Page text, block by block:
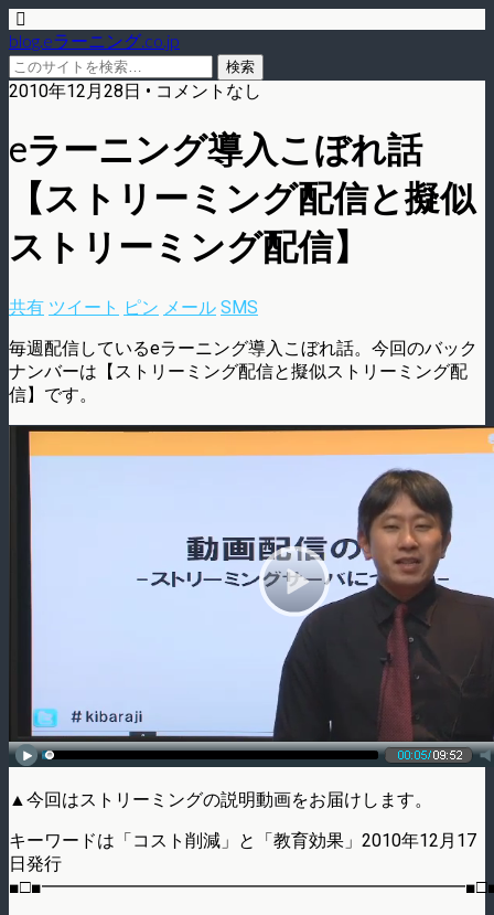
blog.eラーニング.co.jp
2010年12月28日 • コメントなし
eラーニング導入こぼれ話
【ストリーミング配信と擬似
ストリーミング配信】
共有 ツイート ピン メール SMS
毎週配信しているeラーニング導入こぼれ話。今回のバック
ナンバーは【ストリーミング配信と擬似ストリーミング配
信】です。
▲今回はストリーミングの説明動画をお届けします。
キーワードは「コスト削減」と「教育効果」2010年12月17
日発行